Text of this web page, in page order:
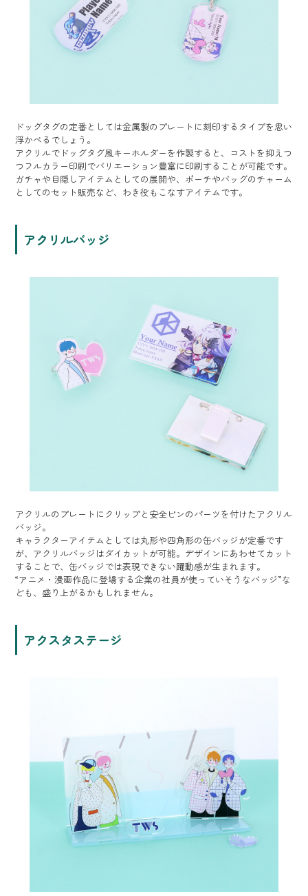
ドッグタグの定番としては金属製のプレートに刻印するタイプを思い
浮かべるでしょう。
アクリルでドッグタグ風キーホルダーを作製すると、コストを抑えつ
つフルカラー印刷でバリエーション豊富に印刷することが可能です。
ガチャや目隠しアイテムとしての展開や、ポーチやバッグのチャーム
としてのセット販売など、わき役もこなすアイテムです。
アクリルバッジ
アクリルのプレートにクリップと安全ピンのパーツを付けたアクリル
バッジ。
キャラクターアイテムとしては丸形や四角形の缶バッジが定番です
が、アクリルバッジはダイカットが可能。デザインにあわせてカット
することで、缶バッジでは表現できない躍動感が生まれます。
“アニメ・漫画作品に登場する企業の社員が使っていそうなバッジ”な
ども、盛り上がるかもしれません。
アクスタステージ